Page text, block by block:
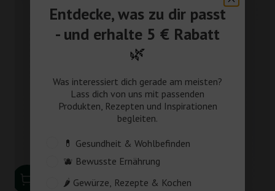
Entdecke, was zu dir passt
- und erhalte 5 € Rabatt
🌿
Was interessiert dich gerade am meisten?
Lass dich von uns mit passenden
Produkten, Rezepten und Inspirationen
begleiten.
Customer_Interest
💊 Gesundheit & Wohlbefinden
🫐 Bewusste Ernährung
🌶️ Gewürze, Rezepte & Kochen